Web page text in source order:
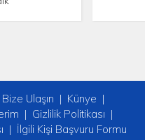
Bize Ulaşın
Künye
Gizlilik Politikası
İlgili Kişi Başvuru Formu